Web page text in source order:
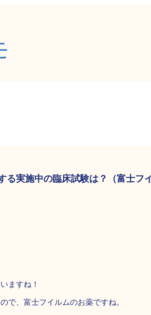
実施中の臨床試験は？（富士フイ
ますね！
で、富士フイルムのお薬ですね。